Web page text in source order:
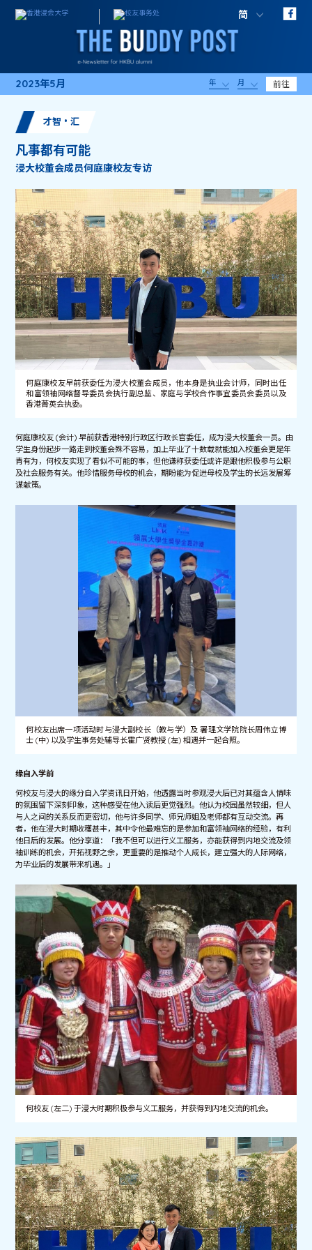
简
2023年5月 年 月 前往
才智・汇
凡事都有可能
浸大校董会成员何庭康校友专访
何庭康校友早前获委任为浸大校董会成员，他本身是执业会计师，同时出任
和富领袖网络督导委员会执行副总监、家庭与学校合作事宜委员会委员以及
香港菁英会执委。
何庭康校友 (会计) 早前获香港特别行政区行政长官委任，成为浸大校董会一员。由
学生身份起步一路走到校董会殊不容易，加上毕业了十数载就能加入校董会更是年
青有为，何校友实现了看似不可能的事，但他谦称获委任或许是跟他积极参与公职
及社会服务有关。他珍惜服务母校的机会，期盼能为促进母校及学生的长远发展筹
谋献策。
何校友出席一项活动时与浸大副校长（教与学）及 署理文学院院长周伟立博
士 (中) 以及学生事务处辅导长霍广贤教授 (左) 相遇并一起合照。
缘自入学前
何校友与浸大的缘分自入学资讯日开始，他透露当时参观浸大后已对其蕴含人情味
的氛围留下深刻印象，这种感受在他入读后更觉强烈。他认为校园虽然较细，但人
与人之间的关系反而更密切，他与许多同学、师兄师姐及老师都有互动交流。再
者，他在浸大时期收穫甚丰，其中令他最难忘的是参加和富领袖网络的经验，有利
他日后的发展。他分享道：「我不但可以进行义工服务，亦能获得到内地交流及领
袖训练的机会，开拓视野之余，更重要的是推动个人成长，建立强大的人际网络，
为毕业后的发展带来机遇。」
何校友 (左二) 于浸大时期积极参与义工服务，并获得到内地交流的机会。